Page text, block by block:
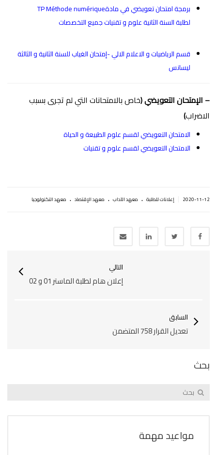
برمجة امتحان تعويضي في مادةTP Méthode numérique
لطلبة السنة الثانية علوم و تقنيات جميع التخصصات
قسم الرياضيات و الاعلام الالي -إمتحان الغياب للسنة الثانية و الثالثة
ليسانس
– الإمتحان التعويضي (خاص بالامتحانات التي لم تجرى بسبب
الاضراب)
الامتحان التعويضي لقسم علوم الطبيعة و الحياة
الامتحان التعويضي لقسم علوم و تقنيات
2020-11-12 إعلانات للطلبة . معهد الآداب . معهد الإقتصاد . معهد التكنولوجيا
التالي
إعلان هام لطلبة الماستر 01 و 02
السابق
تعديل القرار 758 المتضمن ‎
بحث
مواعيد مهمة